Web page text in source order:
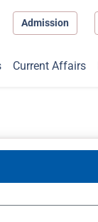
Admission
Current Affairs